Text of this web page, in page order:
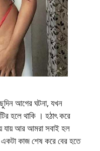
আগের ঘটনা, যখন
হলে থাকি । হঠাৎ করে
যায় আর আমরা সবাই হল
একটা কাজ শেষ করে বের হতে